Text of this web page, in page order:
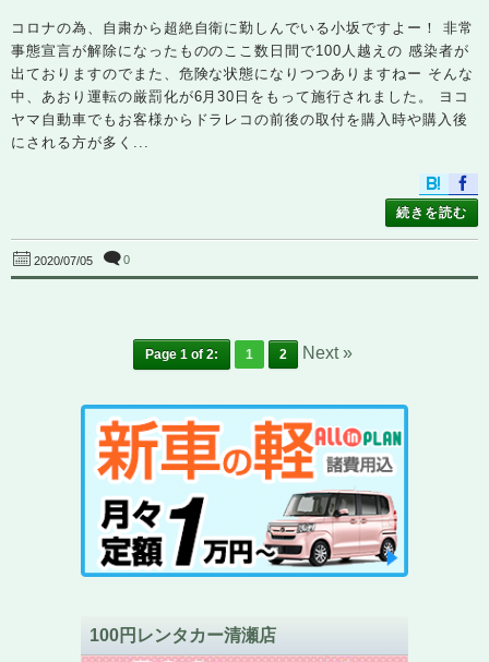
コロナの為、自粛から超絶自衛に勤しんでいる小坂ですよー！ 非常
事態宣言が解除になったもののここ数日間で100人越えの 感染者が
出ておりますのでまた、危険な状態になりつつありますねー そんな
中、あおり運転の厳罰化が6月30日をもって施行されました。 ヨコ
ヤマ自動車でもお客様からドラレコの前後の取付を購入時や購入後
にされる方が多く...
続きを読む
2020/07/05 0
Page 1 of 2: 1 2 Next »
100円レンタカー清瀬店